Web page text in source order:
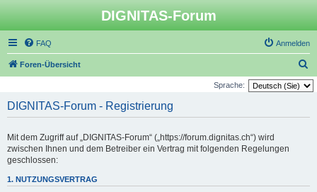
DIGNITAS-Forum
FAQ Anmelden
Foren-Übersicht
u
Sprache:
DIGNITAS-Forum - Registrierung
Mit dem Zugriff auf „DIGNITAS-Forum“ („https://forum.dignitas.ch“) wird
zwischen Ihnen und dem Betreiber ein Vertrag mit folgenden Regelungen
geschlossen:
1. NUTZUNGSVERTRAG